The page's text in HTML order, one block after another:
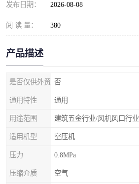
发布日期： 2026-08-08
阅 读 量： 380
产品描述
是否仅供外贸 否
通用特性 通用
用途范围 建筑五金行业/风机风口行
适用机型 空压机
压力 0.8MPa
压缩介质 空气